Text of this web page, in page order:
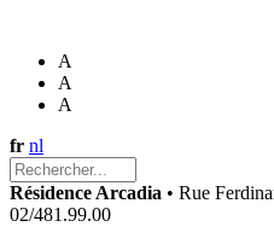
A
A
A
fr nl
Résidence Arcadia • Rue
02/481.99.00